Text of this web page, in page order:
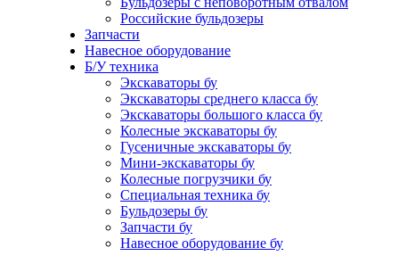
Российские бульдозеры
Запчасти
Навесное оборудование
Б/У техника
Экскаваторы бу
Экскаваторы среднего класса бу
Экскаваторы большого класса бу
Колесные экскаваторы бу
Гусеничные экскаваторы бу
Мини-экскаваторы бу
Колесные погрузчики бу
Специальная техника бу
Бульдозеры бу
Запчасти бу
Навесное оборудование бу